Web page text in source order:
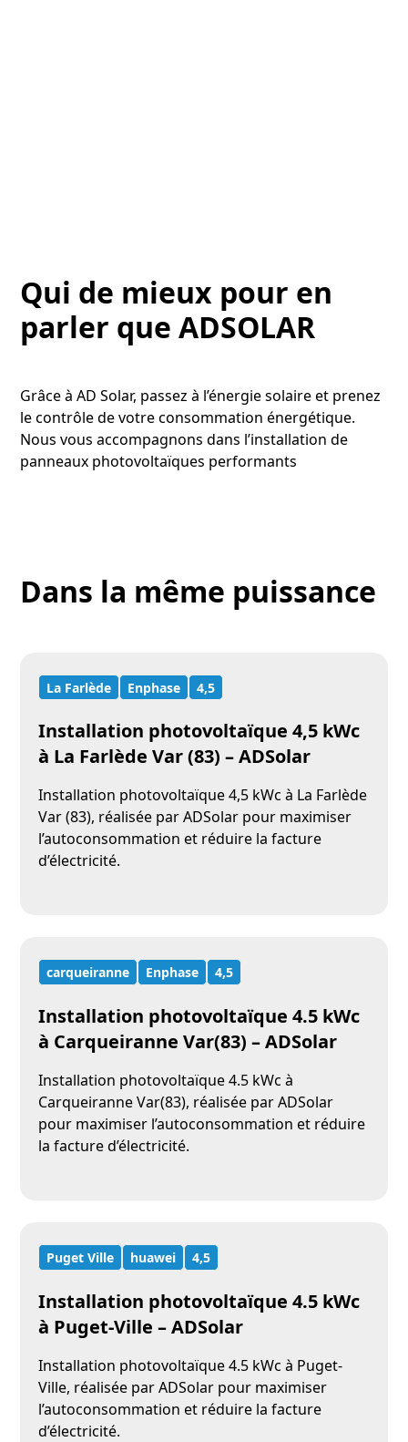
Qui de mieux pour en
parler que ADSOLAR
Grâce à AD Solar, passez à l’énergie solaire et prenez
le contrôle de votre consommation énergétique.
Nous vous accompagnons dans l’installation de
panneaux photovoltaïques performants
Dans la même puissance
La Farlède Enphase 4,5
Installation photovoltaïque 4,5 kWc
à La Farlède Var (83) – ADSolar
Installation photovoltaïque 4,5 kWc à La Farlède
Var (83), réalisée par ADSolar pour maximiser
l’autoconsommation et réduire la facture
d’électricité.
carqueiranne Enphase 4,5
Installation photovoltaïque 4.5 kWc
à Carqueiranne Var(83) – ADSolar
Installation photovoltaïque 4.5 kWc à
Carqueiranne Var(83), réalisée par ADSolar
pour maximiser l’autoconsommation et réduire
la facture d’électricité.
Puget Ville huawei 4,5
Installation photovoltaïque 4.5 kWc
à Puget-Ville – ADSolar
Installation photovoltaïque 4.5 kWc à Puget-
Ville, réalisée par ADSolar pour maximiser
l’autoconsommation et réduire la facture
d’électricité.